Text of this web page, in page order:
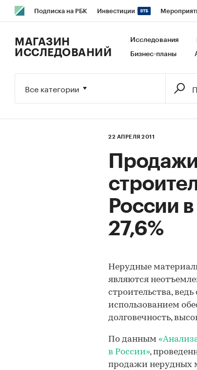
Подписка на РБК Инвестиции
Исследования Кредитные рейтинги
МАГАЗИН
ИССЛЕДОВАНИЙ
Исследования
Бизнес-планы
Все категории
22 АПРЕЛЯ 2011
России
27,6%
Нерудные
являются
строительства,
использованием
долговечность,
По данным
в России»,
продажи нерудных